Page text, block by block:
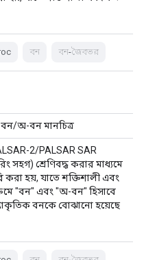
বন বন-জৈবভর
বন/অ-বন মানচিত্র
2/PALSAR SAR
সহগ) শ্রেণিবদ্ধ করার মাধ্যমে
করা হয়, যাতে শক্তিশালী এবং
"বন" এবং "অ-বন" হিসাবে
বনকে বোঝানো হয়েছে